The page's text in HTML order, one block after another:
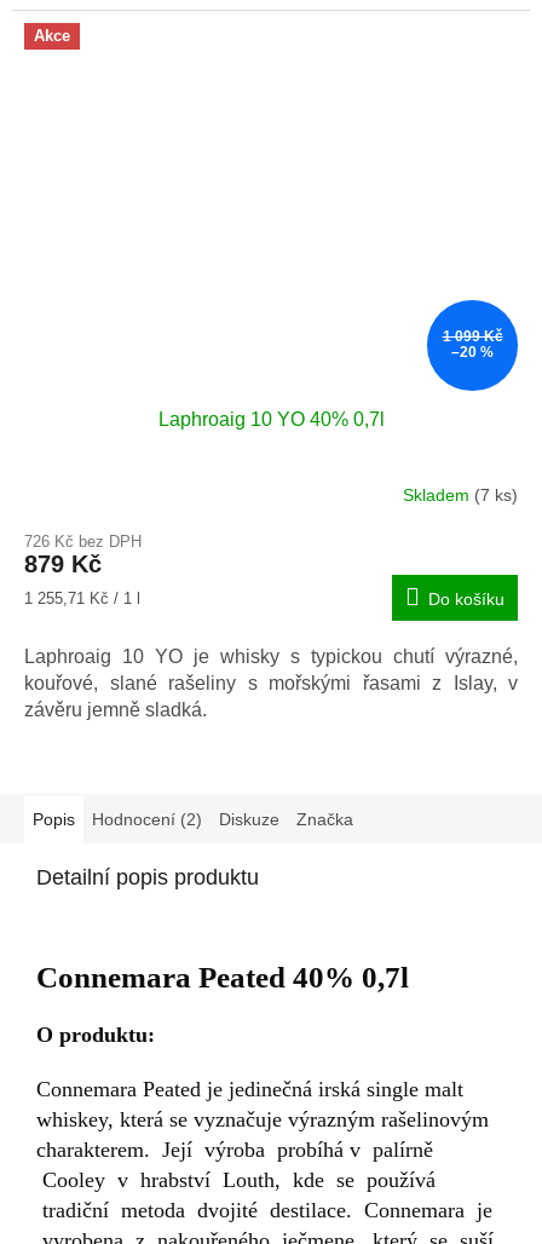
Akce
1 099 Kč
–20 %
Laphroaig 10 YO 40% 0,7l
produktu
je
5,0
hvězdiček.
Skladem (7 ks)
726 Kč bez DPH
879 Kč
Měrná
1 255,71 Kč / 1 l Do košíku
Laphroaig 10 YO je whisky s typickou chutí výrazné,
kouřové, slané rašeliny s mořskými řasami z Islay, v
závěru jemně sladká.
Popis Hodnocení (2) Diskuze Značka
Detailní popis produktu
Connemara Peated 40% 0,7l
O produktu:
Connemara Peated je jedinečná irská single malt
whiskey, která se vyznačuje výrazným rašelinovým
charakterem. Její výroba probíhá v palírně
Cooley v hrabství Louth, kde se používá
tradiční metoda dvojité destilace. Connemara je